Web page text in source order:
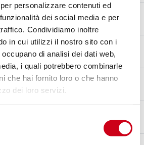
personalizzare contenuti ed
dei social media e per
Condividiamo inoltre
in cui utilizzi il nostro sito con i
di analisi dei dati web,
i quali potrebbero combinarle
che hai fornito loro o che hanno
dei loro servizi.
zugelassen - Euro 5+